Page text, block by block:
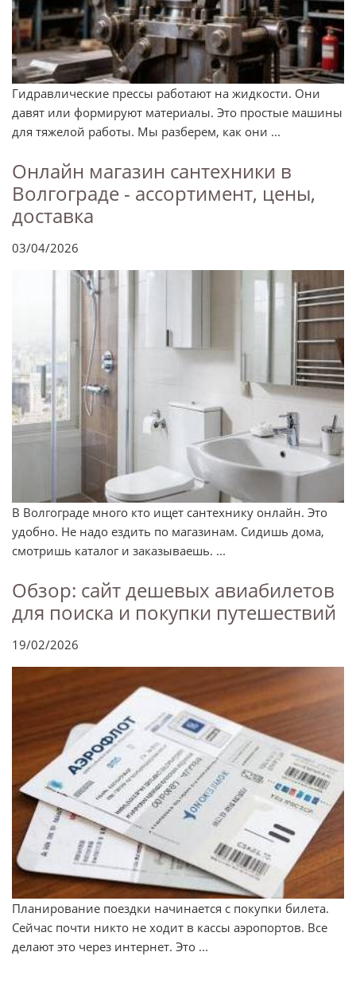
Гидравлические прессы работают на жидкости. Они
давят или формируют материалы. Это простые машины
для тяжелой работы. Мы разберем, как они ...
Онлайн магазин сантехники в
Волгограде - ассортимент, цены,
доставка
03/04/2026
В Волгограде много кто ищет сантехнику онлайн. Это
удобно. Не надо ездить по магазинам. Сидишь дома,
смотришь каталог и заказываешь. ...
Обзор: сайт дешевых авиабилетов
для поиска и покупки путешествий
19/02/2026
Планирование поездки начинается с покупки билета.
Сейчас почти никто не ходит в кассы аэропортов. Все
делают это через интернет. Это ...